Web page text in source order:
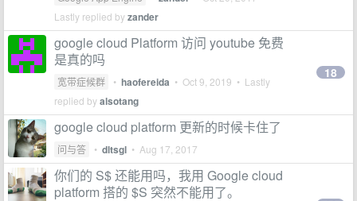
Lastly replied byzander
google cloud Platform 访问 youtube 免费
是真的吗
宽带症候群 • haofereida • Oct 9, 2019 • Lastly
replied byalsotang
18
google cloud platform 更新的时候卡住了
问与答 • dltsgl • Aug 17, 2017
你们的 S$ 还能用吗，我用 Google cloud
platform 搭的 $S 突然不能用了。